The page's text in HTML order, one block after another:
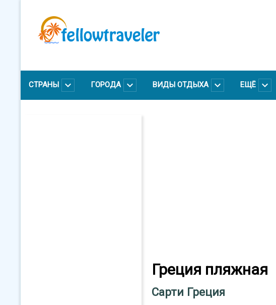
содержанию
СТРАНЫ ГОРОДА ВИДЫ ОТДЫХА ЕЩЁ
Греция пляжная
Сарти Греция